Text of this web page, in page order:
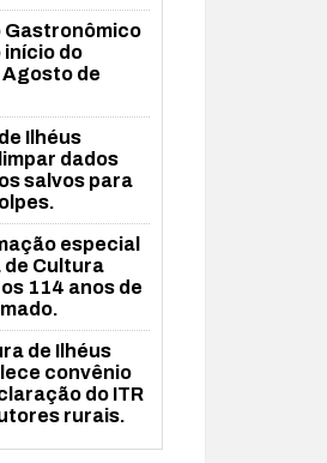
Gastronômico
início do
de
Ilhéus
dados
salvos para
especial
de Cultura
114 anos de
de Ilhéus
convênio
do ITR
rurais.